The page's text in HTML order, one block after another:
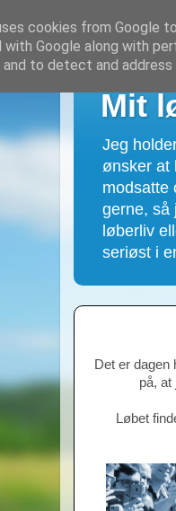
Mit
Jeg
ønsker at
modsatte
gerne, så
løberliv
seriøst i
Det er dagen
på, at
Løbet
cookies from Google
with Google along with
to detect and address